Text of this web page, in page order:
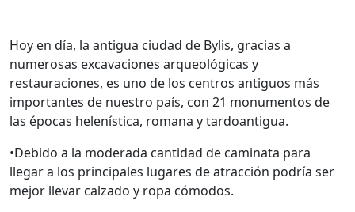
Hoy en día, la antigua ciudad de Bylis, gracias a
numerosas excavaciones arqueológicas y
restauraciones, es uno de los centros antiguos más
importantes de nuestro país, con 21 monumentos de
las épocas helenística, romana y tardoantigua.
•Debido a la moderada cantidad de caminata para
llegar a los principales lugares de atracción podría ser
mejor llevar calzado y ropa cómodos.